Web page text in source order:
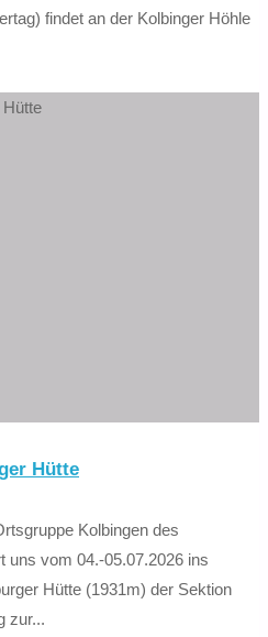
findet an der Kolbinger Höhle
Hütte
Kolbingen des
uns vom 04.-05.07.2026 ins
Hütte (1931m) der Sektion
zur...